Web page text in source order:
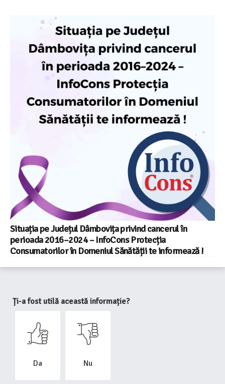
Situația pe Județul Dâmbovița privind cancerul în
perioada 2016–2024 – InfoCons Protecția
Consumatorilor în Domeniul Sănătății te informează !
Ți-a fost utilă această informație?
Da Nu